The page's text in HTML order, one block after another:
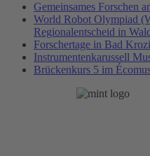
Gemeinsames Forschen
World Robot Olympiad
Regionalentscheid in
Forschertage in Bad
Instrumentenkarussell
Brückenkurs 5 im